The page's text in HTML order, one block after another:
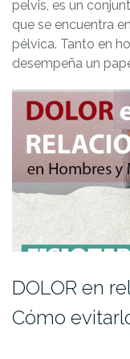
pelvis, es un
que se encuentra
pélvica. Tanto en
desempeña un
DOLOR en
Cómo